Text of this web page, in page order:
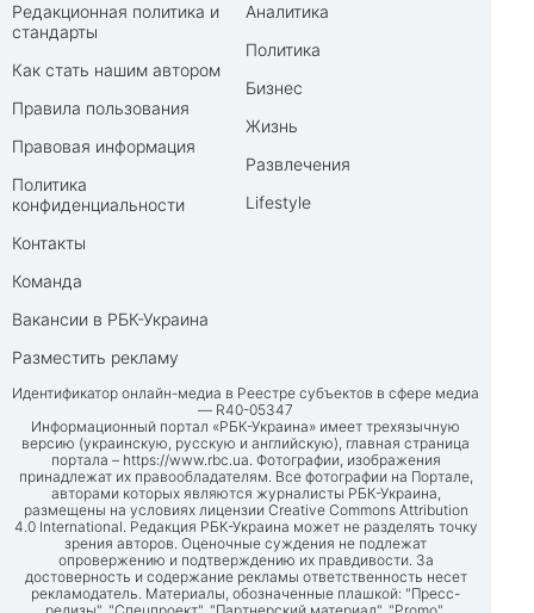
Редакционная политика и
стандарты
Как стать нашим автором
Правила пользования
Правовая информация
Политика
конфиденциальности
Контакты
Команда
Вакансии в РБК-Украина
Разместить рекламу
Аналитика
Политика
Бизнес
Жизнь
Развлечения
Lifestyle
Идентификатор онлайн-медиа в Реестре субъектов в сфере медиа
— R40-05347
Информационный портал «РБК-Украина» имеет трехязычную
версию (украинскую, русскую и английскую), главная страница
портала – https://www.rbc.ua. Фотографии, изображения
принадлежат их правообладателям. Все фотографии на Портале,
авторами которых являются журналисты РБК-Украина,
размещены на условиях лицензии Creative Commons Attribution
4.0 International. Редакция РБК-Украина может не разделять точку
зрения авторов. Оценочные суждения не подлежат
опровержению и подтверждению их правдивости. За
достоверность и содержание рекламы ответственность несет
рекламодатель. Материалы, обозначенные плашкой: "Пресс-